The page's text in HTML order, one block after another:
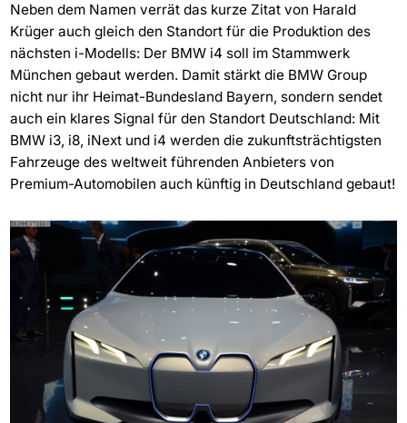
Neben dem Namen verrät das kurze Zitat von Harald
Krüger auch gleich den Standort für die Produktion des
nächsten i-Modells: Der BMW i4 soll im Stammwerk
München gebaut werden. Damit stärkt die BMW Group
nicht nur ihr Heimat-Bundesland Bayern, sondern sendet
auch ein klares Signal für den Standort Deutschland: Mit
BMW i3, i8, iNext und i4 werden die zukunftsträchtigsten
Fahrzeuge des weltweit führenden Anbieters von
Premium-Automobilen auch künftig in Deutschland gebaut!